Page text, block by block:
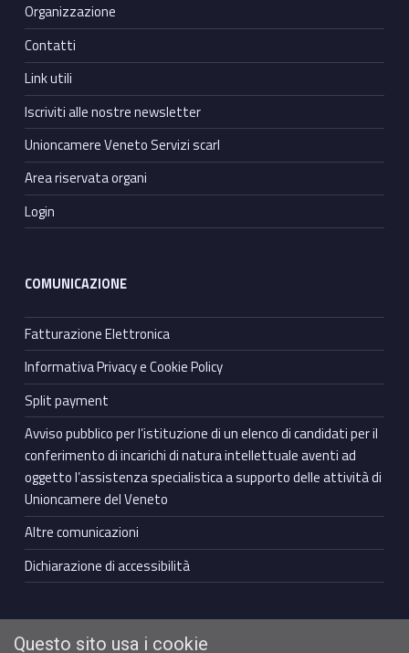
Organizzazione
Contatti
Link utili
Iscriviti alle nostre newsletter
Unioncamere Veneto Servizi scarl
Area riservata organi
Login
COMUNICAZIONE
Fatturazione Elettronica
Informativa Privacy e Cookie Policy
Split payment
Avviso pubblico per l’istituzione di un elenco di candidati per il
conferimento di incarichi di natura intellettuale aventi ad
oggetto l’assistenza specialistica a supporto delle attività di
Unioncamere del Veneto
Altre comunicazioni
Dichiarazione di accessibilità
Questo sito usa i cookie